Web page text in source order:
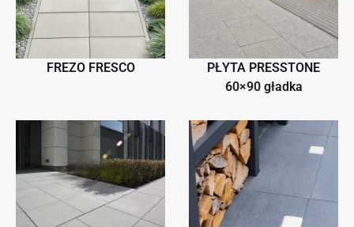
FREZO FRESCO
PŁYTA PRESSTONE
60×90 gładka